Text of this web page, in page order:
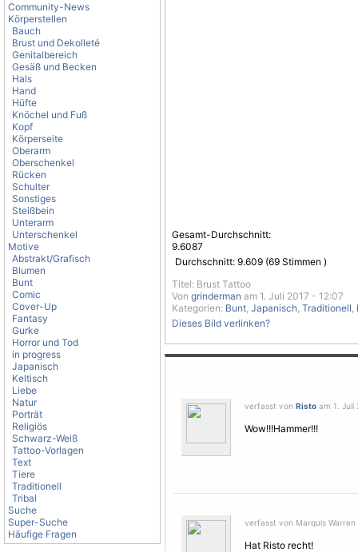
Community-News
Körperstellen
Bauch
Brust und Dekolleté
Genitalbereich
Gesäß und Becken
Hals
Hand
Hüfte
Knöchel und Fuß
Kopf
Körperseite
Oberarm
Oberschenkel
Rücken
Schulter
Sonstiges
Steißbein
Unterarm
Unterschenkel
Motive
Abstrakt/Grafisch
Blumen
Bunt
Comic
Cover-Up
Fantasy
Gurke
Horror und Tod
in progress
Japanisch
Keltisch
Liebe
Natur
Porträt
Religiös
Schwarz-Weiß
Tattoo-Vorlagen
Text
Tiere
Traditionell
Tribal
Suche
Super-Suche
Häufige Fragen
Gesamt-Durchschnitt:
9.6087
Durchschnitt: 9.609 (69 Stimmen )
Titel: Brust Tattoo
Von grinderman am 1. Juli 2017 - 12:07
Kategorien: Bunt, Japanisch, Traditionell,
Dieses Bild verlinken?
verfasst von Risto am 1. Juli
Wow!!!Hammer!!!
verfasst von Marquis Warren
Hat Risto recht!